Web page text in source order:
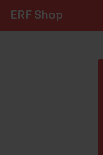
ERF Shop